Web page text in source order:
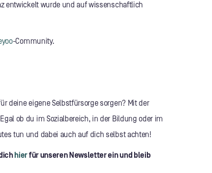
entwickelt wurde und auf wissenschaftlich
-Community.
deine eigene Selbstfürsorge sorgen? Mit der
ob du im Sozialbereich, in der Bildung oder im
tun und dabei auch auf dich selbst achten!
hierfür unseren Newsletter ein und bleib